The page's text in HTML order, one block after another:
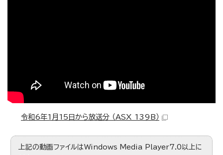
令和6年1月15日から放送分 （ASX 139B）
上記の動画ファイルはWindows Media Player7.0以上に